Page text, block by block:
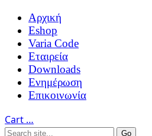
Αρχική
Eshop
Varia Code
Εταιρεία
Downloads
Ενημέρωση
Επικοινωνία
Cart …